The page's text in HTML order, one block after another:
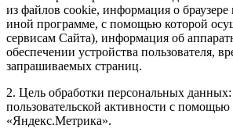
из файлов cookie, информация о браузере
иной программе, с помощью которой
сервисам Сайта), информация об
обеспечении устройства пользователя,
запрашиваемых страниц.
2. Цель обработки персональных данных:
пользовательской активности с помощью
«Яндекс.Метрика».